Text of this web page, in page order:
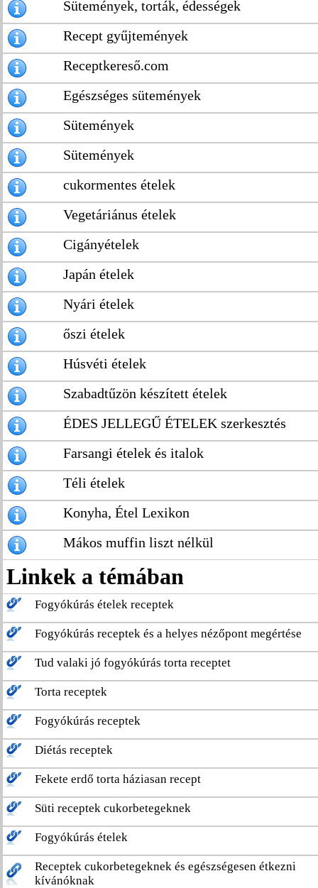
Sütemények, torták, édességek
Recept gyűjtemények
Receptkereső.com
Egészséges sütemények
Sütemények
Sütemények
cukormentes ételek
Vegetáriánus ételek
Cigányételek
Japán ételek
Nyári ételek
őszi ételek
Húsvéti ételek
Szabadtűzön készített ételek
ÉDES JELLEGŰ ÉTELEK szerkesztés
Farsangi ételek és italok
Téli ételek
Konyha, Étel Lexikon
Mákos muffin liszt nélkül
Linkek a témában
Fogyókúrás ételek receptek
Fogyókúrás receptek és a helyes nézőpont megértése
Tud valaki jó fogyókúrás torta receptet
Torta receptek
Fogyókúrás receptek
Diétás receptek
Fekete erdő torta háziasan recept
Süti receptek cukorbetegeknek
Fogyókúrás ételek
Receptek cukorbetegeknek és egészségesen étkezni
kívánóknak